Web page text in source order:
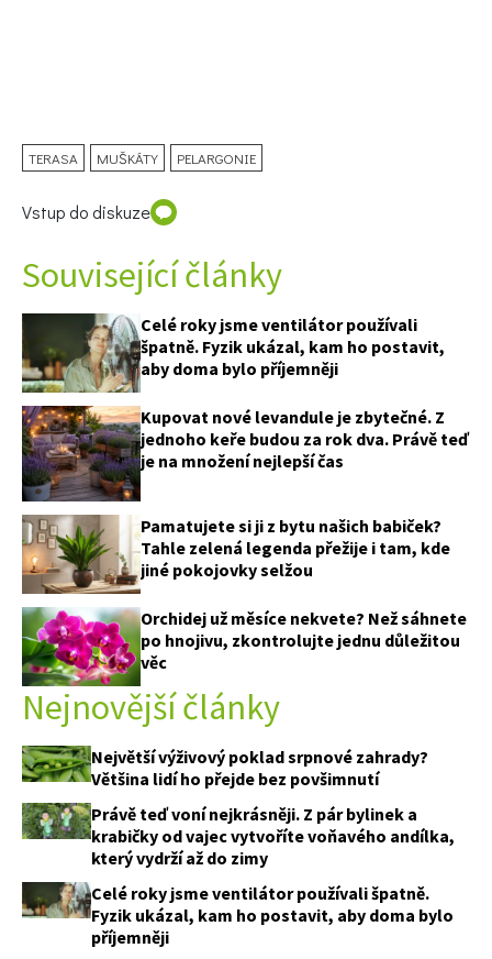
TERASA MUŠKÁTY PELARGONIE
Vstup do diskuze
Související články
Celé roky jsme ventilátor používali
špatně. Fyzik ukázal, kam ho postavit,
aby doma bylo příjemněji
Kupovat nové levandule je zbytečné. Z
jednoho keře budou za rok dva. Právě teď
je na množení nejlepší čas
Pamatujete si ji z bytu našich babiček?
Tahle zelená legenda přežije i tam, kde
jiné pokojovky selžou
Orchidej už měsíce nekvete? Než sáhnete
po hnojivu, zkontrolujte jednu důležitou
věc
Nejnovější články
Největší výživový poklad srpnové zahrady?
Většina lidí ho přejde bez povšimnutí
Právě teď voní nejkrásněji. Z pár bylinek a
krabičky od vajec vytvoříte voňavého andílka,
který vydrží až do zimy
Celé roky jsme ventilátor používali špatně.
Fyzik ukázal, kam ho postavit, aby doma bylo
příjemněji